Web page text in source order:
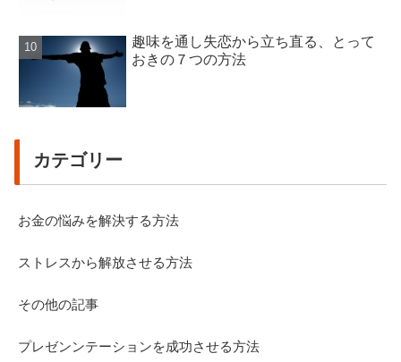
趣味を通し失恋から立ち直る、とって
おきの７つの方法
カテゴリー
お金の悩みを解決する方法
ストレスから解放させる方法
その他の記事
プレゼンンテーションを成功させる方法